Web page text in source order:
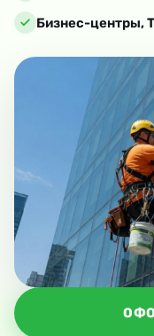
Бизнес-центры,